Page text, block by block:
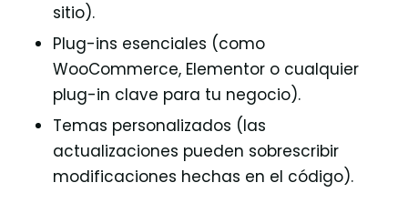
sitio).
Plug-ins esenciales (como
WooCommerce, Elementor o cualquier
plug-in clave para tu negocio).
Temas personalizados (las
actualizaciones pueden sobrescribir
modificaciones hechas en el código).